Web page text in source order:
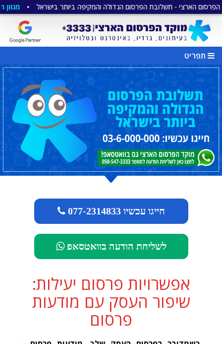
- תשלובת הפרסום הגדולה והמקיפה ביותר בישראל • מגוון חבילות
תפריט
חייגו עכשיו 077-2314833
לשליחת הודעה בוואטסאפ
אפשרויות פרסום יעילות:
שיפור העסק עם מודעות
פרסום